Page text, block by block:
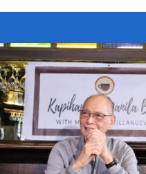
hubs
na
nag-
sa
Pilipinas,
tinatayang
nasa
400